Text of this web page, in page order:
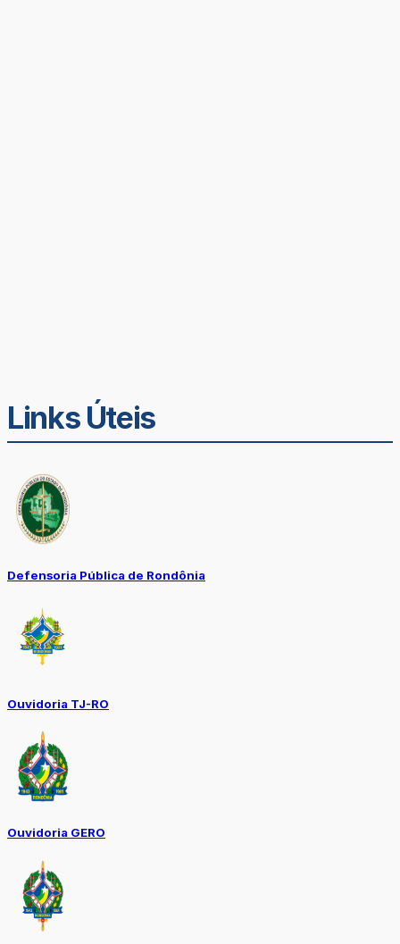
Links Úteis
Defensoria Pública de Rondônia
Ouvidoria TJ-RO
Ouvidoria GERO